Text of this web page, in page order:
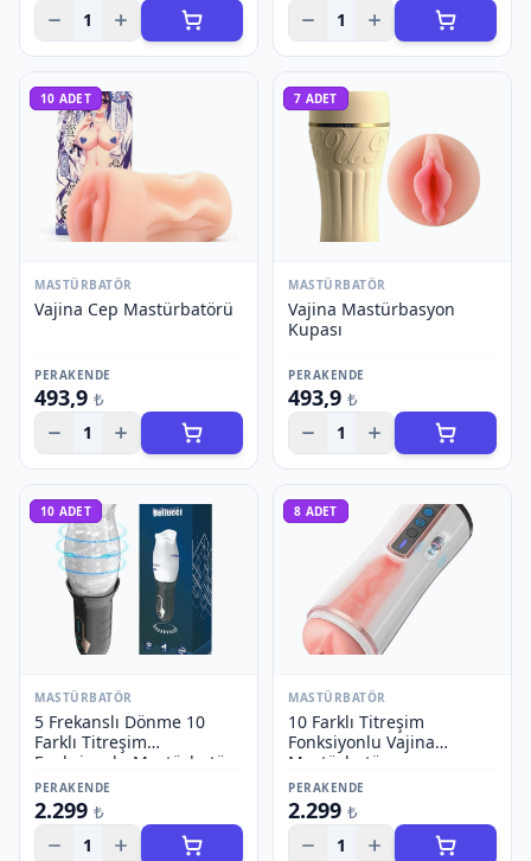
1 1
10 ADET
MASTÜRBATÖR
Vajina Cep Mastürbatörü
PERAKENDE
493,9 ₺
1
7 ADET
MASTÜRBATÖR
Vajina Mastürbasyon
Kupası
PERAKENDE
493,9 ₺
1
10 ADET
MASTÜRBATÖR
5 Frekanslı Dönme 10
Farklı Titreşim
Fonksiyonlu Mastürbatör
PERAKENDE
2.299 ₺
1
8 ADET
MASTÜRBATÖR
10 Farklı Titreşim
Fonksiyonlu Vajina
Mastürbatör
PERAKENDE
2.299 ₺
1